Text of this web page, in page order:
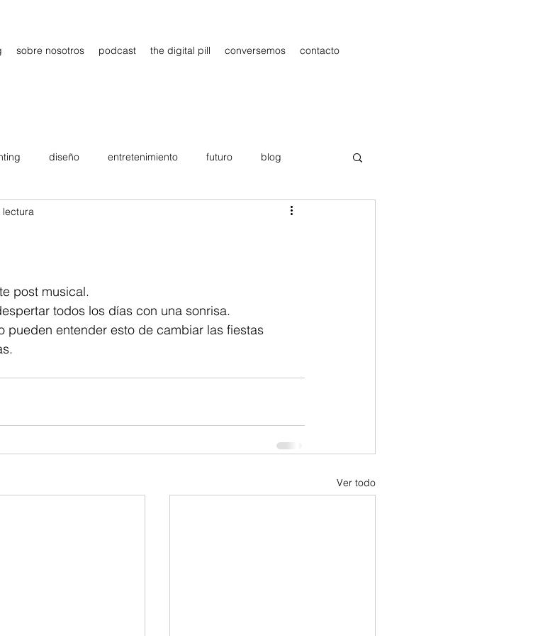
sobre nosotros podcast the digital pill conversemos contacto
diseño entretenimiento futuro blog
Publicidad
post musical.
todos los días con una sonrisa.
pueden entender esto de cambiar las fiestas
Ver todo